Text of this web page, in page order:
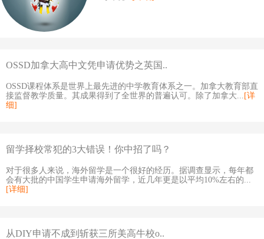
OSSD加拿大高中文凭申请优势之英国..
OSSD课程体系是世界上最先进的中学教育体系之一。加拿大教育部直
接监督教学质量。其成果得到了全世界的普遍认可。除了加拿大... [详
细]
留学择校常犯的3大错误！你中招了吗？
对于很多人来说，海外留学是一个很好的经历。据调查显示，每年都
会有大批的中国学生申请海外留学，近几年更是以平均10%左右的...
[详细]
从DIY申请不成到斩获三所美高牛校o..